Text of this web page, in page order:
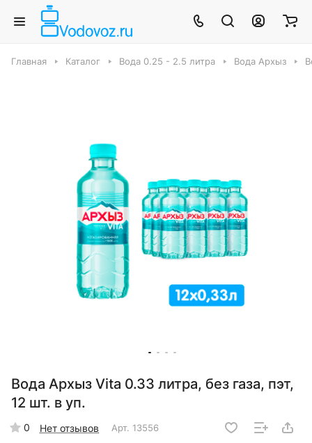
Главная Каталог Вода 0.25 - 2.5 литра Вода Архыз
Вода Архыз Vita 0.33 литра, без газа, пэт,
12 шт. в уп.
0 Нет отзывов Арт. 13556